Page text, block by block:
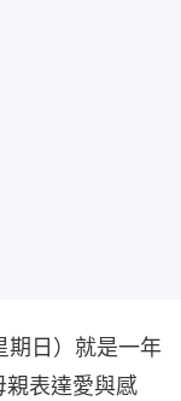
期日）就是一年
親表達愛與感